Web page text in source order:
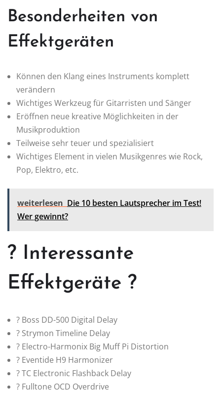
Besonderheiten von
Effektgeräten
Können den Klang eines Instruments komplett
verändern
Wichtiges Werkzeug für Gitarristen und Sänger
Eröffnen neue kreative Möglichkeiten in der
Musikproduktion
Teilweise sehr teuer und spezialisiert
Wichtiges Element in vielen Musikgenres wie Rock,
Pop, Elektro, etc.
weiterlesen Die 10 besten Lautsprecher im Test!
Wer gewinnt?
? Interessante
Effektgeräte ?
? Boss DD-500 Digital Delay
?️ Strymon Timeline Delay
? Electro-Harmonix Big Muff Pi Distortion
? Eventide H9 Harmonizer
? TC Electronic Flashback Delay
? Fulltone OCD Overdrive